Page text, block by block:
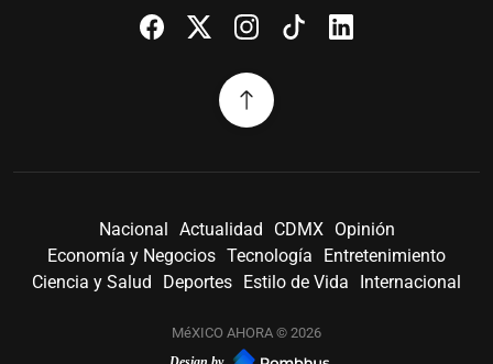
Nacional Actualidad CDMX
Opinión
Economía y Negocios Tecnología
Entretenimiento
Ciencia y Salud
Deportes Estilo de Vida Internacional
MéXICO AHORA © 2026